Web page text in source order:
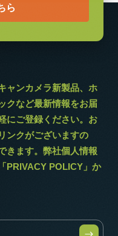
ら
ャンカメラ新製品、ホ
クなど最新情報をお届
にご登録ください。お
ンクがございますの
きます。弊社個人情報
PRIVACY POLICY」か